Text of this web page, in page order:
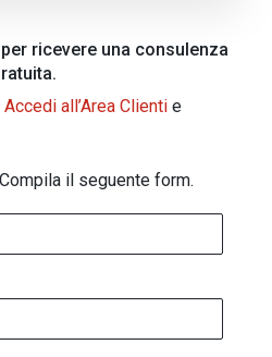
ricevere una consulenza
Accedi all’Area Clienti e
il seguente form.